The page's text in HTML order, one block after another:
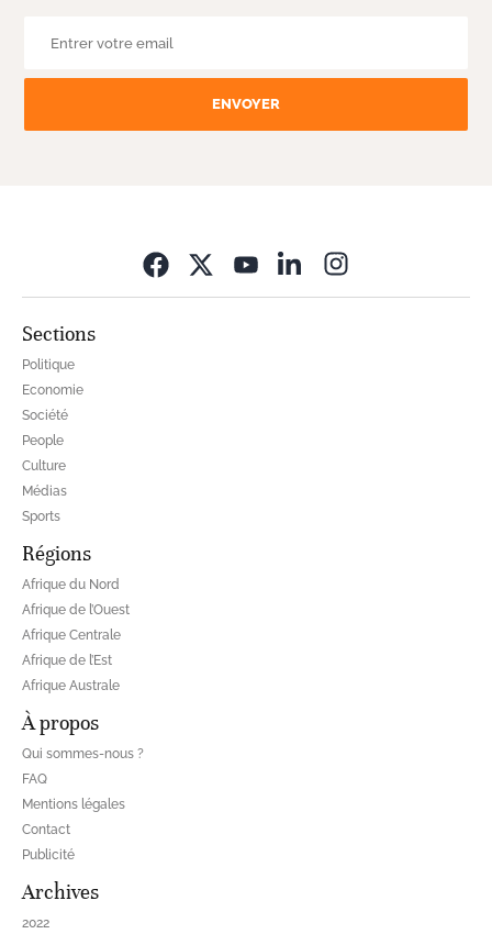
ENVOYER
Sections
Politique
Economie
Société
People
Culture
Médias
Sports
Régions
Afrique du Nord
Afrique de l’Ouest
Afrique Centrale
Afrique de l’Est
Afrique Australe
À propos
Qui sommes-nous ?
FAQ
Mentions légales
Contact
Publicité
Archives
2022